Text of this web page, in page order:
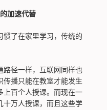
加速代替
了在家里学习，传统的
径一样，互联网同样也
传播只能在教室才能发生
上百个人授课。而现在一
十万人授课，而且这些学